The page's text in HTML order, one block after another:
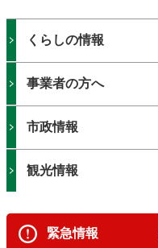
くらしの情報
事業者の方へ
市政情報
観光情報
緊急情報